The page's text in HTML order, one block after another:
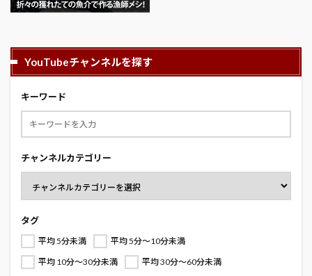
YouTubeチャンネルを探す
キーワード
チャンネルカテゴリー
タグ
平均 5分未満
平均 5分～10分未満
平均 10分～30分未満
平均 30分～60分未満